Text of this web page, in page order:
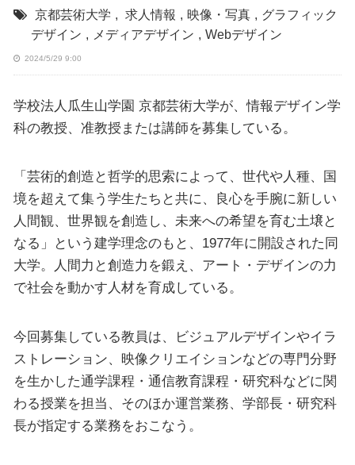
京都芸術大学 , 求人情報 , 映像・写真 , グラフィック
デザイン , メディアデザイン , Webデザイン
2024/5/29 9:00
学校法人瓜生山学園 京都芸術大学が、情報デザイン学
科の教授、准教授または講師を募集している。
「芸術的創造と哲学的思索によって、世代や人種、国
境を超えて集う学生たちと共に、良心を手腕に新しい
人間観、世界観を創造し、未来への希望を育む土壌と
なる」という建学理念のもと、1977年に開設された同
大学。人間力と創造力を鍛え、アート・デザインの力
で社会を動かす人材を育成している。
今回募集している教員は、ビジュアルデザインやイラ
ストレーション、映像クリエイションなどの専門分野
を生かした通学課程・通信教育課程・研究科などに関
わる授業を担当、そのほか運営業務、学部長・研究科
長が指定する業務をおこなう。